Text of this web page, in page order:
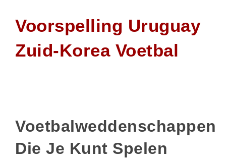
Voorspelling Uruguay
Zuid-Korea Voetbal
Voetbalweddenschappen
Die Je Kunt Spelen